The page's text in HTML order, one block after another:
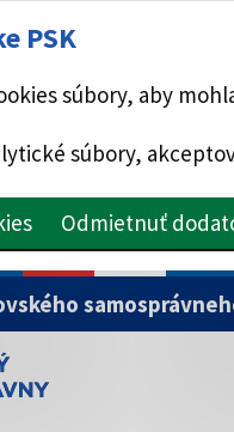
PSK
súbory, aby
súbory,
Odmietnuť